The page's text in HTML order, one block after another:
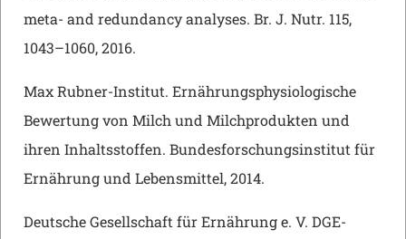
meta- and redundancy analyses. Br. J. Nutr. 115,
1043–1060, 2016.
Max Rubner-Institut. Ernährungsphysiologische
Bewertung von Milch und Milchprodukten und
ihren Inhaltsstoffen. Bundesforschungsinstitut für
Ernährung und Lebensmittel, 2014.
Deutsche Gesellschaft für Ernährung e. V. DGE-